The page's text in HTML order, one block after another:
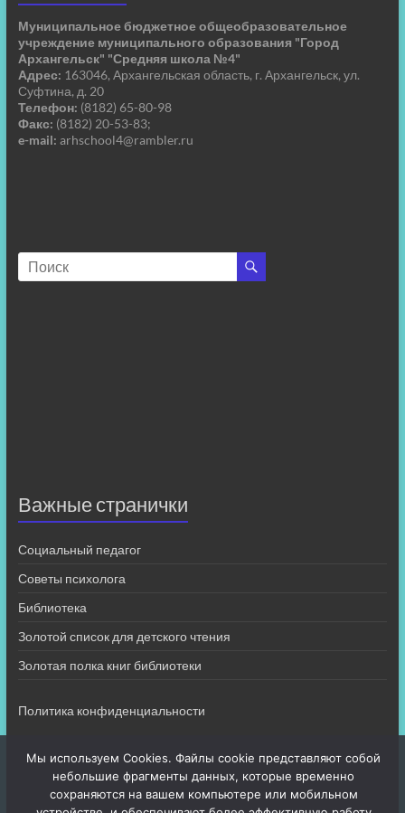
Муниципальное бюджетное общеобразовательное
учреждение муниципального образования "Город
Архангельск" "Средняя школа №4"
Адрес: 163046, Архангельская область, г. Архангельск, ул.
Суфтина, д. 20
Телефон: (8182) 65-80-98
Факс: (8182) 20-53-83;
e-mail: arhschool4@rambler.ru
Важные странички
Социальный педагог
Советы психолога
Библиотека
Золотой список для детского чтения
Золотая полка книг библиотеки
Политика конфиденциальности
Мы используем Cookies. Файлы cookie представляют собой
небольшие фрагменты данных, которые временно
сохраняются на вашем компьютере или мобильном